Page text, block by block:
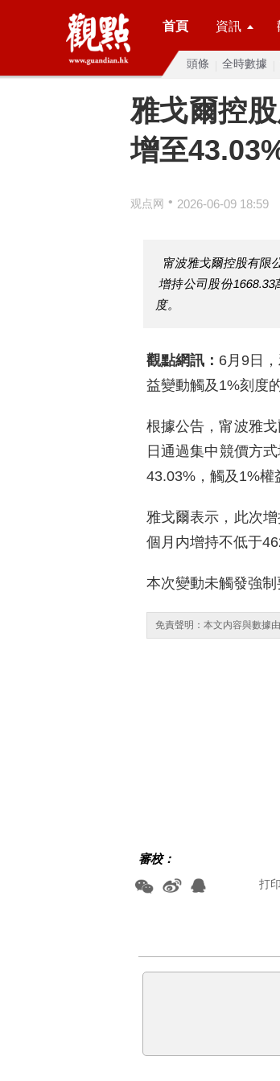
首頁 資訊
頭條 全時數據
雅戈爾控
增至
观点网 • 2026-06-09 18:59
甯波雅戈爾控股有限
增持公司股份
度。
觀點網訊： 6月9日
益變動觸及1%刻度
根據公告，甯波雅
日通過集中競價方
43.03%，觸及1%權
雅戈爾表示，此次
個月内增持不低于
本次變動未觸發強
免責聲明：本文内容與數據
審校：
打印